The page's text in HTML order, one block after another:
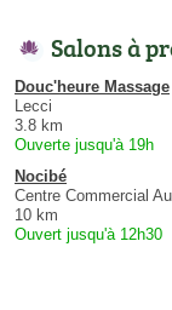
Salons à
Douc'heure Massage
Lecci
3.8 km
Ouverte jusqu'à 19h
Nocibé
Centre Commercial
10 km
Ouvert jusqu'à 12h30